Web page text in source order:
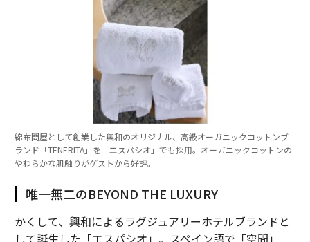
綿布問屋として創業した興和のオリジナル、高級オーガニックコットンブ
ランド「TENERITA」を「エスパシオ」でも採用。オーガニックコットンの
やわらかな肌触りがゲストから好評。
唯一無二のBEYOND THE LUXURY
かくして、興和によるラグジュアリーホテルブランドと
して誕生した「エスパシオ」。スペイン語で「空間」